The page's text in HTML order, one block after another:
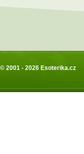
© 2001 - 2026 Esoterika.cz